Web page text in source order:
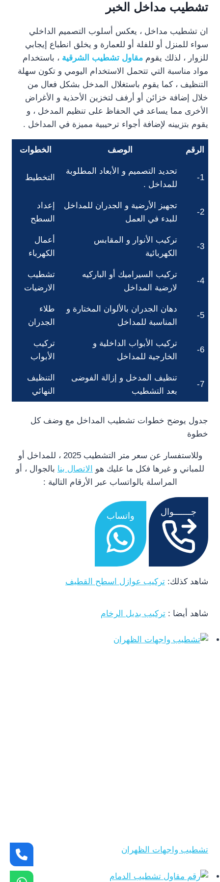
تشطيب مداخل الخبر
ان تشطيب مداخل ، يعكس أسلوب التصميم الداخلي
سواء للمنزل أو للفلة أو للعمارة و يخلق انطباع إيجابي
للزوار ، لذلك يقوم مقاول تشطيب الشرقية ، باستخدام
مواد مناسبة التي تتحمل الاستخدام اليومي و تكون سهلة
التنظيف ، كما يقوم باستغلال المدخل بشكل فعال من
خلال إضافة خزائن أو أرفف لتخزين الأحذية و الأغراض
الأخرى مما يساعد في الحفاظ على تنظيم المدخل ، و
يقوم بتزيينه لإضافة أجواء ترحيبية مميزة في المداخل .
الرقم الوصف الخطوات
1-
تحديد التصميم و الأبعاد المطلوبة
للمداخل .
التخطيط
2-
تجهيز الأرضية و الجدران للمداخل
للبدء في العمل
إعداد
السطح
3-
تركيب الأنوار و المقابس
الكهربائية
أعمال
الكهرباء
4-
تركيب السيراميك أو الباركيه
لارضية المداخل
تشطيب
الارضيات
5-
دهان الجدران بالألوان المختارة و
المناسبة للمداخل
طلاء
الجدران
6-
تركيب الأبواب الداخلية و
الخارجية للمداخل
تركيب
الأبواب
7-
تنظيف المدخل و إزالة الفوضى
بعد التشطيب
التنظيف
النهائي
جدول يوضح خطوات تشطيب المداخل مع وضف كل
خطوة
وللاستفسار عن سعر متر التشطيب 2025 ، للمداخل أو
للمباني و غيرها فكل ما عليك هو
الاتصال بنا بالجوال ، أو
المراسلة بالواتساب عبر الأرقام التالية :
جـــــــوال واتساب
شاهد كذلك: تركيب عوازل اسطح القطيف
شاهد أيضا : تركيب بديل الرخام
تشطيب واجهات الظهران